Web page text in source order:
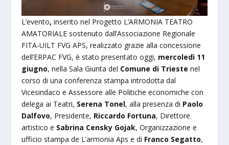
L’evento, inserito nel Progetto L’ARMONIA TEATRO
AMATORIALE sostenuto dall’Associazione Regionale
FITA-UILT FVG APS, realizzato grazie alla concessione
dell’ERPAC FVG, è stato presentato oggi, mercoledì 11
giugno, nella Sala Giunta del Comune di Trieste nel
corso di una conferenza stampa introdotta dal
Vicesindaco e Assessore alle Politiche economiche con
delega ai Teatri, Serena Tonel, alla presenza di Paolo
Dalfovo, Presidente, Riccardo Fortuna, Direttore
artistico e Sabrina Censky Gojak, Organizzazione e
ufficio stampa de L’armonia Aps e di Franco Segatto,